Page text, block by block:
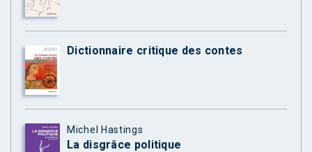
Dictionnaire critique des contes
Michel Hastings
La disgrâce politique